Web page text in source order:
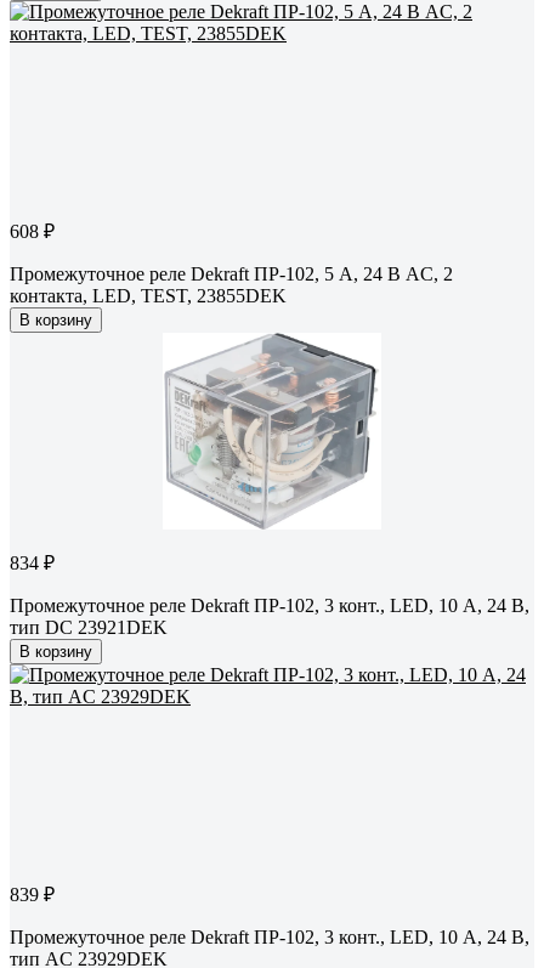
608 ₽
Промежуточное реле Dekraft ПР-102, 5 А, 24 В AC, 2
контакта, LED, TEST, 23855DEK
В корзину
834 ₽
Промежуточное реле Dekraft ПР-102, 3 конт., LED, 10 А, 24 В,
тип DC 23921DEK
В корзину
839 ₽
Промежуточное реле Dekraft ПР-102, 3 конт., LED, 10 А, 24 В,
тип AC 23929DEK